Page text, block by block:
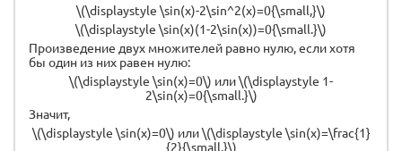
\(\displaystyle \sin(x)-2\sin^2(x)=0{\small,}\)
\(\displaystyle \sin(x)(1-2\sin(x))=0{\small.}\)
Произведение двух множителей равно нулю, если хотя
бы один из них равен нулю:
\(\displaystyle \sin(x)=0\) или \(\displaystyle 1-
2\sin(x)=0{\small.}\)
Значит,
\(\displaystyle \sin(x)=0\) или \(\displaystyle \sin(x)=\frac{1}
{2}{\small.}\)